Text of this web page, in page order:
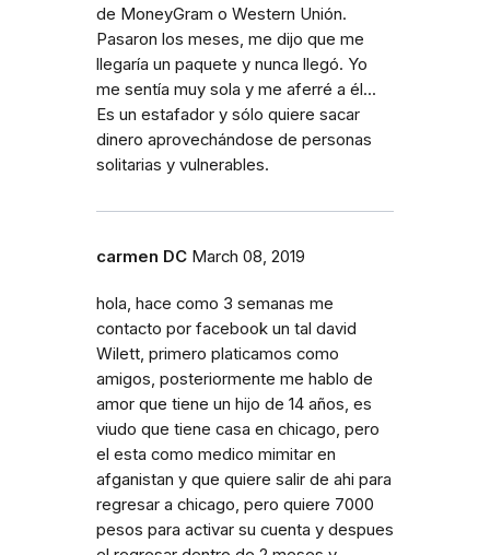
de MoneyGram o Western Unión.
Pasaron los meses, me dijo que me
llegaría un paquete y nunca llegó. Yo
me sentía muy sola y me aferré a él...
Es un estafador y sólo quiere sacar
dinero aprovechándose de personas
solitarias y vulnerables.
carmen DC March 08, 2019
hola, hace como 3 semanas me
contacto por facebook un tal david
Wilett, primero platicamos como
amigos, posteriormente me hablo de
amor que tiene un hijo de 14 años, es
viudo que tiene casa en chicago, pero
el esta como medico mimitar en
afganistan y que quiere salir de ahi para
regresar a chicago, pero quiere 7000
pesos para activar su cuenta y despues